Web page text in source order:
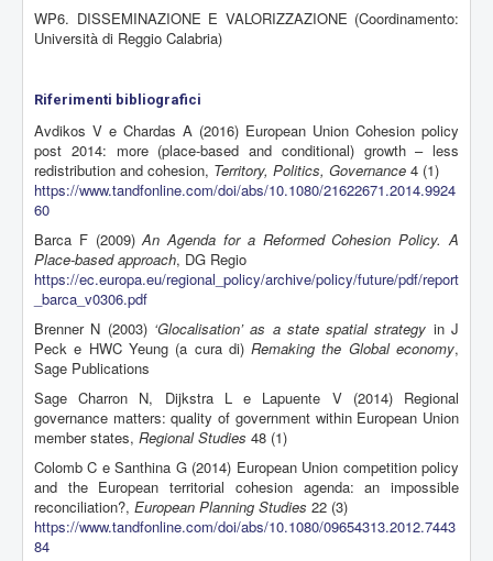
WP6. DISSEMINAZIONE E VALORIZZAZIONE (Coordinamento:
Università di Reggio Calabria)
Riferimenti bibliografici
Avdikos V e Chardas A (2016) European Union Cohesion policy
post 2014: more (place-based and conditional) growth – less
redistribution and cohesion, Territory, Politics, Governance 4 (1)
https://www.tandfonline.com/doi/abs/10.1080/21622671.2014.9924
60
Barca F (2009)An Agenda for a Reformed Cohesion Policy. A
Place-based approach, DG Regio
https://ec.europa.eu/regional_policy/archive/policy/future/pdf/report
_barca_v0306.pdf
Brenner N (2003) ‘Glocalisation’ as a state spatial strategy in J
Peck e HWC Yeung (a cura di)Remaking the Global economy,
Sage Publications
Sage Charron N, Dijkstra L e Lapuente V (2014) Regional
governance matters: quality of government within European Union
member states, Regional Studies 48 (1)
Colomb C e Santhina G (2014) European Union competition policy
and the European territorial cohesion agenda: an impossible
reconciliation?, European Planning Studies 22 (3)
https://www.tandfonline.com/doi/abs/10.1080/09654313.2012.7443
84